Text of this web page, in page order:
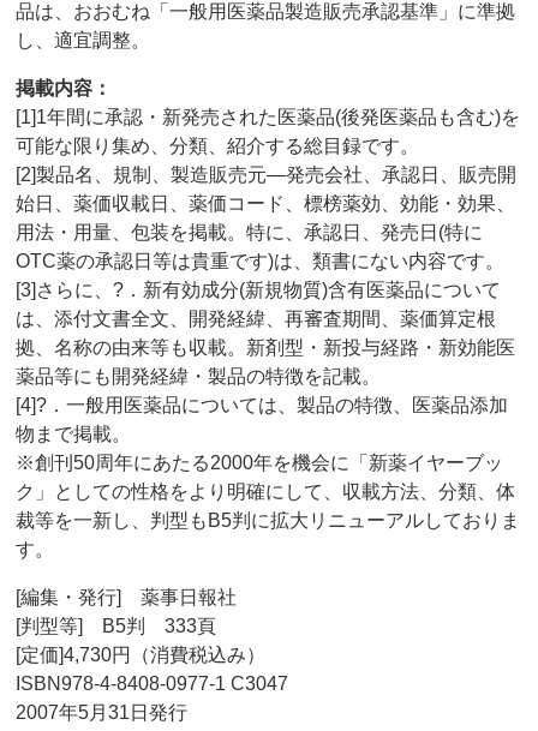
品は、おおむね「一般用医薬品製造販売承認基準」に準拠
し、適宜調整。
掲載内容：
[1]1年間に承認・新発売された医薬品(後発医薬品も含む)を
可能な限り集め、分類、紹介する総目録です。
[2]製品名、規制、製造販売元―発売会社、承認日、販売開
始日、薬価収載日、薬価コード、標榜薬効、効能・効果、
用法・用量、包装を掲載。特に、承認日、発売日(特に
OTC薬の承認日等は貴重です)は、類書にない内容です。
[3]さらに、?．新有効成分(新規物質)含有医薬品について
は、添付文書全文、開発経緯、再審査期間、薬価算定根
拠、名称の由来等も収載。新剤型・新投与経路・新効能医
薬品等にも開発経緯・製品の特徴を記載。
[4]?．一般用医薬品については、製品の特徴、医薬品添加
物まで掲載。
※創刊50周年にあたる2000年を機会に「新薬イヤーブッ
ク」としての性格をより明確にして、収載方法、分類、体
裁等を一新し、判型もB5判に拡大リニューアルしておりま
す。
[編集・発行] 薬事日報社
[判型等] B5判 333頁
[定価]4,730円（消費税込み）
ISBN978-4-8408-0977-1 C3047
2007年5月31日発行